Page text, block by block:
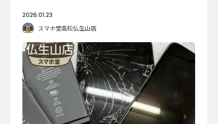
2026.01.23
スマホ堂高松仏生山店